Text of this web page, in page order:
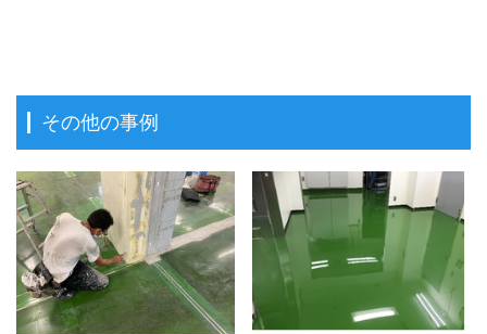
その他の事例